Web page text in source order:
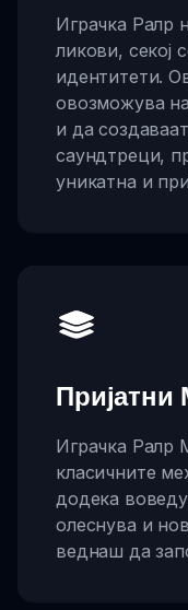
Играчка Ралр
ликови, секој
идентитети.
овозможува
и да
саундтреци,
уникатна и
Пријатни
Играчка Ралр
класичните
додека
олеснува и
веднаш да